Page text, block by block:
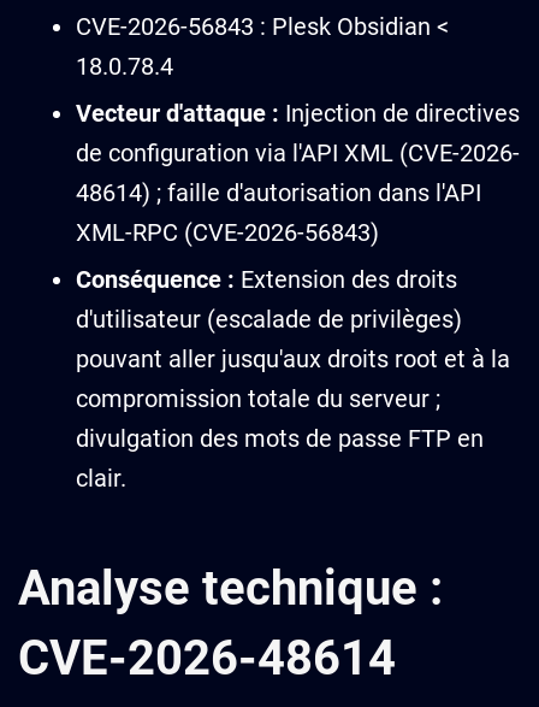
CVE-2026-56843 : Plesk Obsidian <
18.0.78.4
Vecteur d'attaque : Injection de directives
de configuration via l'API XML (CVE-2026-
48614) ; faille d'autorisation dans l'API
XML-RPC (CVE-2026-56843)
Conséquence : Extension des droits
d'utilisateur (escalade de privilèges)
pouvant aller jusqu'aux droits root et à la
compromission totale du serveur ;
divulgation des mots de passe FTP en
clair.
Analyse technique :
CVE-2026-48614